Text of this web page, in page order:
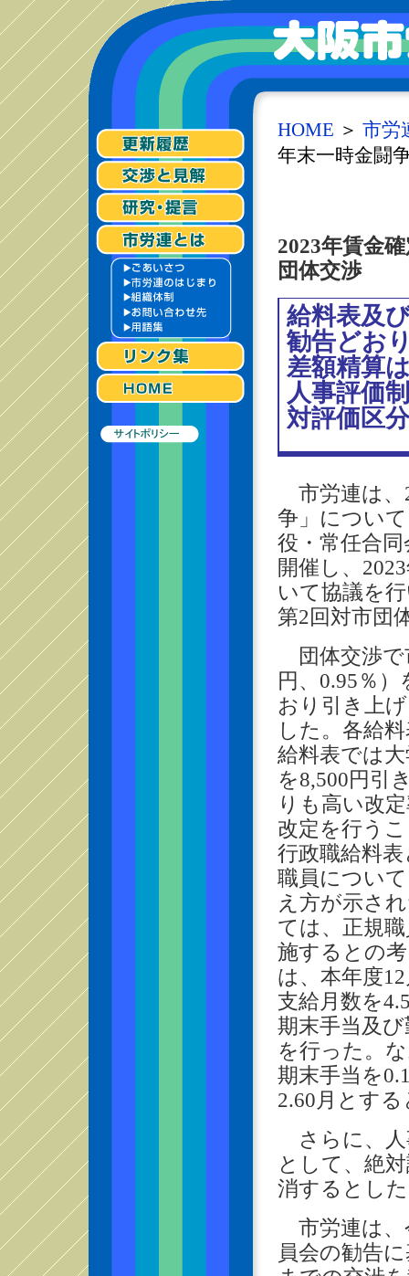
HOME ＞ 市労
年末一時金闘
2023年賃金
団体交渉
給料表及
勧告どお
差額精算
人事評価
対評価区
市労連は、
争」につい
役・常任合
開催し、
いて協議を
第2回対市団
団体交渉で
円、0.95％
おり引き上
した。各給
給料表では
を8,500円引
りも高い改
改定を行う
行政職給料
職員につい
え方が示さ
ては、正規
施するとの
は、本年度
支給月数を
期末手当及
を行った。
期末手当を
2.60月とす
さらに、人
として、絶
消するとし
市労連は、
員会の勧告